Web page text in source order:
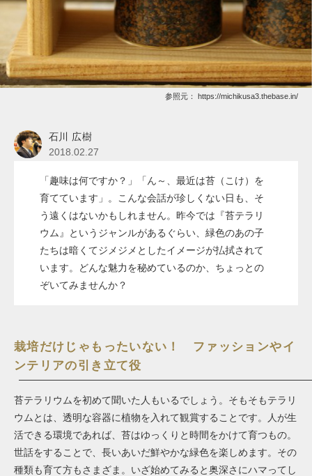
参照元： https://michikusa3.thebase.in/
石川 広樹
2018.02.27
「趣味は何ですか？」「ん～、最近は苔（こけ）を
育てています」。こんな会話が珍しくない日も、そ
う遠くはないかもしれません。昨今では『苔テラリ
ウム』というジャンルがあるぐらい、緑色のあの子
たちは暗くてジメジメとしたイメージが払拭されて
います。どんな魅力を秘めているのか、ちょっとの
ぞいてみませんか？
栽培だけじゃもったいない！ ファッションやイ
ンテリアの引き立て役
苔テラリウムを初めて聞いた人もいるでしょう。そもそもテラリ
ウムとは、透明な容器に植物を入れて観賞することです。人が生
活できる環境であれば、苔はゆっくりと時間をかけて育つもの。
世話をすることで、長いあいだ鮮やかな緑色を楽しめます。その
種類も育て方もさまざま。いざ始めてみると奥深さにハマってし